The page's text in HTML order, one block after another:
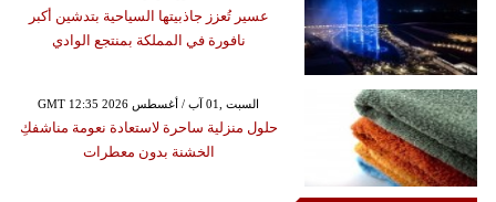
عسير تُعزز جاذبيتها السياحية بتدشين أكبر
نافورة في المملكة بمنتجع الوادي
GMT 12:35 2026 السبت ,01 آب / أغسطس
حلول منزلية ساحرة لاستعادة نعومة مناشفكِ
الخشنة بدون معطرات